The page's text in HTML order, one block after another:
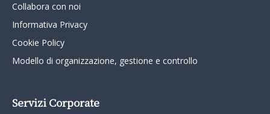
Collabora con noi
Informativa Privacy
Cookie Policy
Modello di organizzazione, gestione e controllo
Servizi Corporate